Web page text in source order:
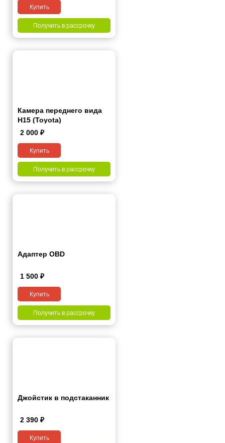
Купить
Получить в рассрочку
Камера переднего вида
H15 (Toyota)
2 000 ₽
Купить
Получить в рассрочку
Адаптер OBD
1 500 ₽
Купить
Получить в рассрочку
Джойстик в подстаканник
2 390 ₽
Купить